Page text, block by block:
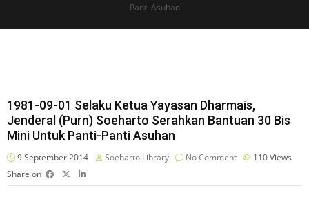
Panti Asuhan
1981-09-01 Selaku Ketua Yayasan Dharmais,
Jenderal (Purn) Soeharto Serahkan Bantuan 30 Bis
Mini Untuk Panti-Panti Asuhan
9 September 2014 Soeharto Library No Comment 110Views
Share on